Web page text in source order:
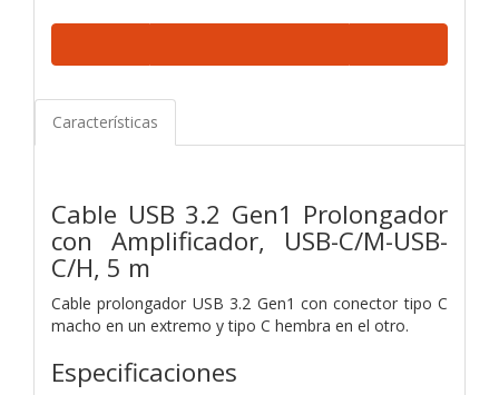
Características
Cable USB 3.2 Gen1 Prolongador
con Amplificador, USB-C/M-USB-
C/H, 5 m
Cable prolongador USB 3.2 Gen1 con conector tipo C
macho en un extremo y tipo C hembra en el otro.
Especificaciones